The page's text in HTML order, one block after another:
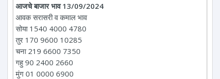
आजचे बाजार भाव 13/09/2024
आवक सरासरी व कमाल भाव
सोया 1540 4000 4780
तुर 170 9600 10285
चना 219 6600 7350
गहु 90 2400 2660
मुंग 01 0000 6900